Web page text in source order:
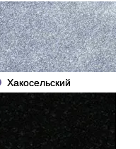
Хакосельский